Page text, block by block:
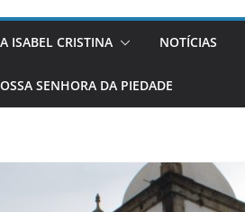
ISABEL CRISTINA NOTÍCIAS
SENHORA DA PIEDADE